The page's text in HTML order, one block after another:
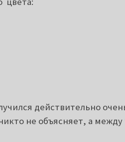
действительно
не объясняет, а